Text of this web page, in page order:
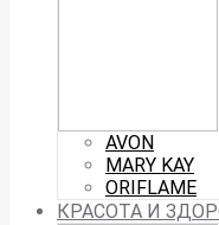
AVON
MARY KAY
ORIFLAME
КРАСОТА И